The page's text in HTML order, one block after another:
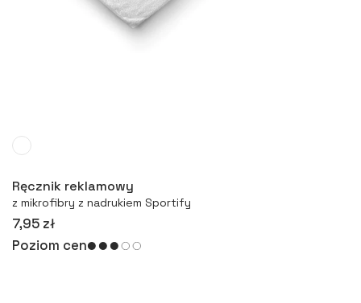
Ręcznik reklamowy
z mikrofibry z nadrukiem Sportify
7,95 zł
Poziom cen